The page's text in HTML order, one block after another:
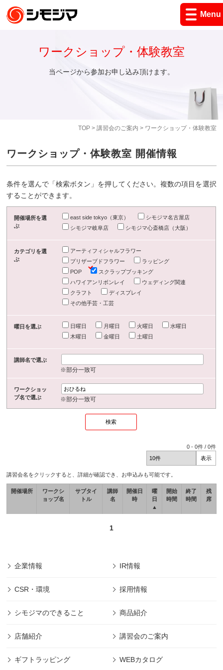
Menu
TOP> 講習会のご案内 > ワークショップ・体験教室
ワークショップ・体験教室
当ページから参加お申し込み頂けます。
ワークショップ・体験教室 開催情報
条件を選んで「検索ボタン」を押してください。複数の項目を選択
することができます。
開催場所を選
ぶ
east side tokyo（東京）
シモジマ名古屋店
シモジマ岐阜店
シモジマ心斎橋店（大阪）
カテゴリを選
ぶ
アーティフィシャルフラワー
プリザーブドフラワー
ラッピング
POP
スクラップブッキング
ハワイアンリボンレイ
ウェディング関連
クラフト
ディスプレイ
その他手芸・工芸
曜日を選ぶ 日曜日 月曜日 火曜日
水曜日
木曜日
金曜日 土曜日
講師名で選ぶ
※部分一致可
ワークショッ
プ名で選ぶ
※部分一致可
0 -0件 /0件
講習会名をクリックすると、詳細が確認でき、お申込みも可能です。
開催場所
ワークシ
ョップ名
サブタイ
トル
講師
名
開催日
時
曜
日
▲
開始
時間
終了
時間
残
席
1
企業情報 IR情報
CSR・環境 採用情報
シモジマのできること 商品紹介
店舗紹介 講習会のご案内
ギフトラッピング WEBカタログ